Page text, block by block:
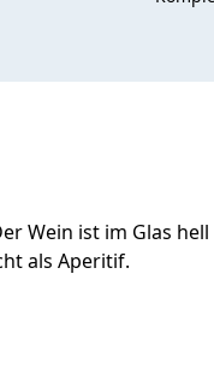
Wein ist im Glas
als Aperitif.